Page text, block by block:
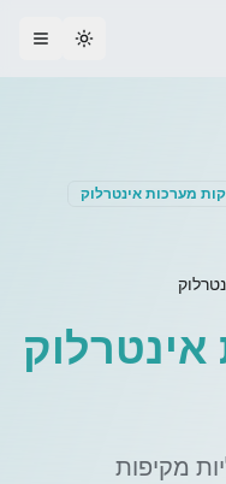
theme
מערכות אינטרלוק
מקיפות